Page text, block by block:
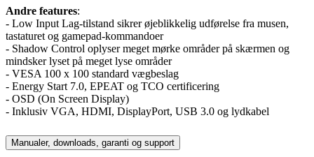
Andre features:
- Low Input Lag-tilstand sikrer øjeblikkelig udførelse fra musen,
tastaturet og gamepad-kommandoer
- Shadow Control oplyser meget mørke områder på skærmen og
mindsker lyset på meget lyse områder
- VESA 100 x 100 standard vægbeslag
- Energy Start 7.0, EPEAT og TCO certificering
- OSD (On Screen Display)
- Inklusiv VGA, HDMI, DisplayPort, USB 3.0 og lydkabel
Manualer, downloads, garanti og support